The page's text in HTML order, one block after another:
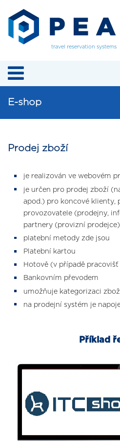
travel reservation systems
E-shop
Prodej zboží
je realizován ve webovém
je určen pro prodej zboží
apod.) pro koncové klienty,
provozovatele (prodejny,
partnery (provizní prodejce)
platební metody zde jsou
Platební kartou
Hotově (v případě
Bankovním převodem
umožňuje kategorizaci
na prodejní systém je
Příklad